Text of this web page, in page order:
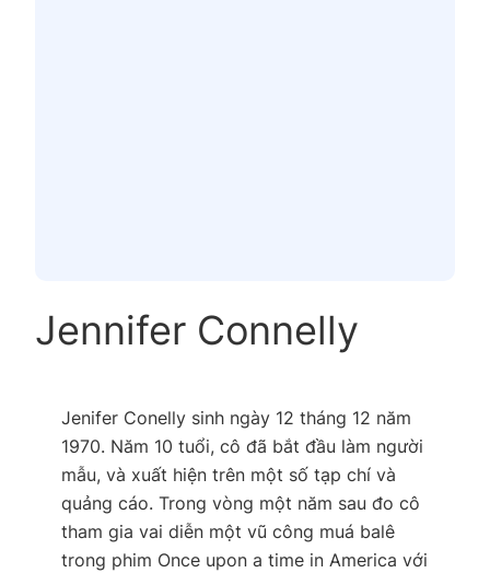
Jennifer Connelly
Jenifer Conelly sinh ngày 12 tháng 12 năm
1970. Năm 10 tuổi, cô đã bắt đầu làm người
mẫu, và xuất hiện trên một số tạp chí và
quảng cáo. Trong vòng một năm sau đo cô
tham gia vai diễn một vũ công muá balê
trong phim Once upon a time in America với